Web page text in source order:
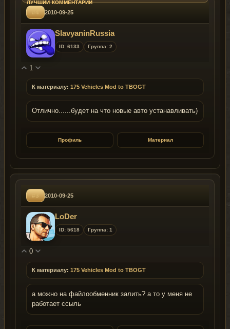
#4 2010-09-25
SlavyaninRussia
ID: 6133 Группа: 2
1
К материалу: 175 Vehicles Mod to TBOGT
Отлично......будет на что новые авто устанавливать)
Профиль Материал
#3 2010-09-25
LoDer
ID: 5618 Группа: 1
0
К материалу: 175 Vehicles Mod to TBOGT
а можно на файлообменник залить? а то у меня не
работает ссыль